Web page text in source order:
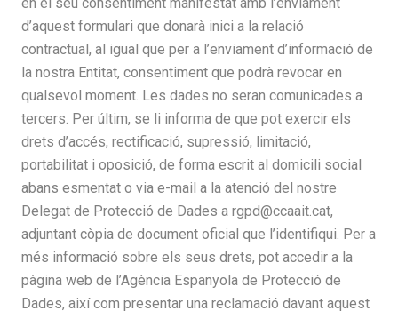
d’aquest formulari que donarà inici a la relació
contractual, al igual que per a l’enviament d’informació de
la nostra Entitat, consentiment que podrà revocar en
qualsevol moment. Les dades no seran comunicades a
tercers. Per últim, se li informa de que pot exercir els
drets d’accés, rectificació, supressió, limitació,
portabilitat i oposició, de forma escrit al domicili social
abans esmentat o via e-mail a la atenció del nostre
Delegat de Protecció de Dades a rgpd@ccaait.cat,
adjuntant còpia de document oficial que l’identifiqui. Per a
més informació sobre els seus drets, pot accedir a la
pàgina web de l’Agència Espanyola de Protecció de
Dades, així com presentar una reclamació davant aquest